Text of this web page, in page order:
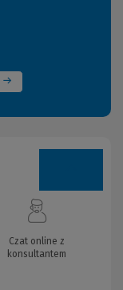
Czat online z
konsultantem